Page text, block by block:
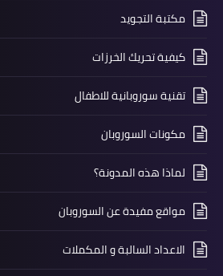
مكتبة التجويد
كيفية تحريك الخرزات
تقنية سوروبانية للاطفال
مكونات السوروبان
لماذا هذه المدونة؟
مواقع مفيدة عن السوروبان
الاعداد السالبة و المكملات